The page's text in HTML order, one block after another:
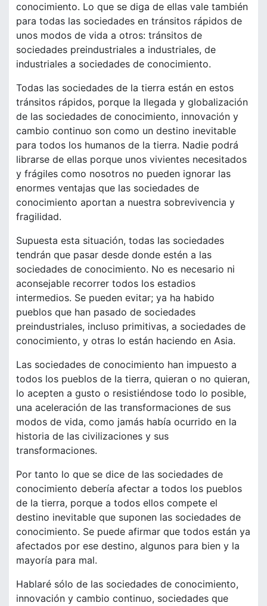
conocimiento. Lo que se diga de ellas vale también
para todas las sociedades en tránsitos rápidos de
unos modos de vida a otros: tránsitos de
sociedades preindustriales a industriales, de
industriales a sociedades de conocimiento.
Todas las sociedades de la tierra están en estos
tránsitos rápidos, porque la llegada y globalización
de las sociedades de conocimiento, innovación y
cambio continuo son como un destino inevitable
para todos los humanos de la tierra. Nadie podrá
librarse de ellas porque unos vivientes necesitados
y frágiles como nosotros no pueden ignorar las
enormes ventajas que las sociedades de
conocimiento aportan a nuestra sobrevivencia y
fragilidad.
Supuesta esta situación, todas las sociedades
tendrán que pasar desde donde estén a las
sociedades de conocimiento. No es necesario ni
aconsejable recorrer todos los estadios
intermedios. Se pueden evitar; ya ha habido
pueblos que han pasado de sociedades
preindustriales, incluso primitivas, a sociedades de
conocimiento, y otras lo están haciendo en Asia.
Las sociedades de conocimiento han impuesto a
todos los pueblos de la tierra, quieran o no quieran,
lo acepten a gusto o resistiéndose todo lo posible,
una aceleración de las transformaciones de sus
modos de vida, como jamás había ocurrido en la
historia de las civilizaciones y sus
transformaciones.
Por tanto lo que se dice de las sociedades de
conocimiento debería afectar a todos los pueblos
de la tierra, porque a todos ellos compete el
destino inevitable que suponen las sociedades de
conocimiento. Se puede afirmar que todos están ya
afectados por ese destino, algunos para bien y la
mayoría para mal.
Hablaré sólo de las sociedades de conocimiento,
innovación y cambio continuo, sociedades que